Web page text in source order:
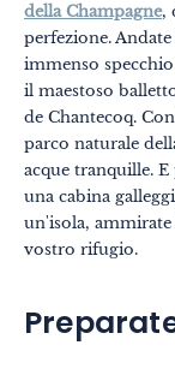
della Champagne,
perfezione.
immenso
il maestoso
de Chantecoq.
parco naturale
acque tranquille.
una cabina
un'isola,
vostro rifugio.